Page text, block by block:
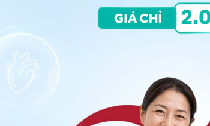
kéo dài làm ảnh hưởng tới cuộc sống và
hơn về thắc mắc
có cách nào giảm
pháp điều trị cụ thể. Bạn có thể đến tại
toàn quốc để được bác sĩ tư vấn thêm.
Trân trọng!
khách vui lòng bấm sốHOTLINE, đặt